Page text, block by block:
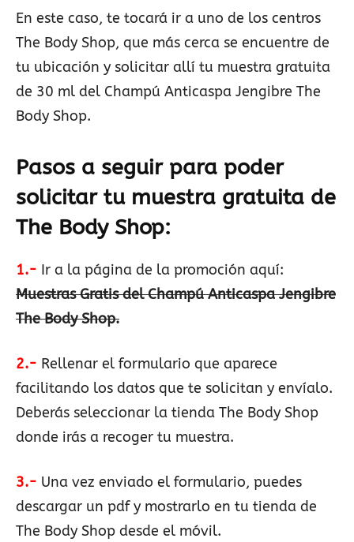
En este caso, te tocará ir a uno de los centros
The Body Shop, que más cerca se encuentre de
tu ubicación y solicitar allí tu muestra gratuita
de 30 ml del Champú Anticaspa Jengibre The
Body Shop.
Pasos a seguir para poder
solicitar tu muestra gratuita de
The Body Shop:
1.- Ir a la página de la promoción aquí:
Muestras Gratis del Champú Anticaspa Jengibre
The Body Shop.
2.- Rellenar el formulario que aparece
facilitando los datos que te solicitan y envíalo.
Deberás seleccionar la tienda The Body Shop
donde irás a recoger tu muestra.
3.- Una vez enviado el formulario, puedes
descargar un pdf y mostrarlo en tu tienda de
The Body Shop desde el móvil.